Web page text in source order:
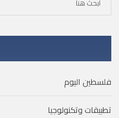
فلسطين اليوم
تطبيقات وتكنولوجيا